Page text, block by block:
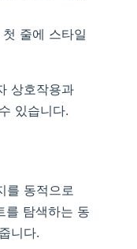
줄에 스타일
상호작용과
있습니다.
를 동적으로
를 탐색하는 동
니다.